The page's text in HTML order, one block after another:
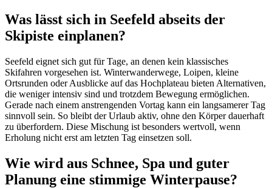
Was lässt sich in Seefeld abseits der
Skipiste einplanen?
Seefeld eignet sich gut für Tage, an denen kein klassisches
Skifahren vorgesehen ist. Winterwanderwege, Loipen, kleine
Ortsrunden oder Ausblicke auf das Hochplateau bieten Alternativen,
die weniger intensiv sind und trotzdem Bewegung ermöglichen.
Gerade nach einem anstrengenden Vortag kann ein langsamerer Tag
sinnvoll sein. So bleibt der Urlaub aktiv, ohne den Körper dauerhaft
zu überfordern. Diese Mischung ist besonders wertvoll, wenn
Erholung nicht erst am letzten Tag einsetzen soll.
Wie wird aus Schnee, Spa und guter
Planung eine stimmige Winterpause?